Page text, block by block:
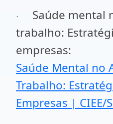
· Saúde mental
trabalho:
empresas:
Saúde Mental no
Trabalho:
Empresas | CIEE/